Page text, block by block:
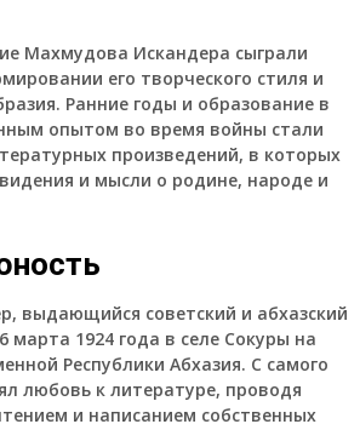
Махмудова Искандера сыграли
его творческого стиля и
Ранние годы и образование в
опытом во время войны стали
произведений, в которых
и мысли о родине, народе и
выдающийся советский и абхазский
марта 1924 года в селе Сокуры на
Республики Абхазия. С самого
любовь к литературе, проводя
и написанием собственных